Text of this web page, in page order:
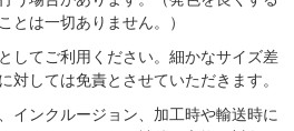
とは一切ありません。）
してご利用ください。細かなサイズ差
対しては免責とさせていただきます。
インクルージョン、加工時や輸送時に